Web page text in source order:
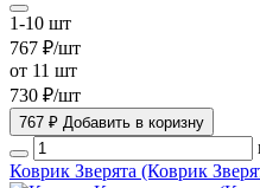
1-10 шт
767 ₽/шт
от 11 шт
730 ₽/шт
767 ₽ Добавить в коризну
Коврик Зверята (Коврик